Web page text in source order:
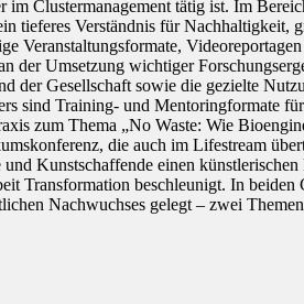
Clustermanagement tätig ist. Im
tieferes Verständnis für
Veranstaltungsformate,
der Umsetzung wichtiger
Gesellschaft sowie die gezielte
sind Training- und Mentoringformate
zum Thema „No Waste: Wie
die auch im Lifestream
Kunstschaffende einen
Transformation beschleunigt. In
Nachwuchses gelegt – zwei